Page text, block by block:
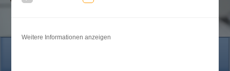
Weitere Informationen anzeigen